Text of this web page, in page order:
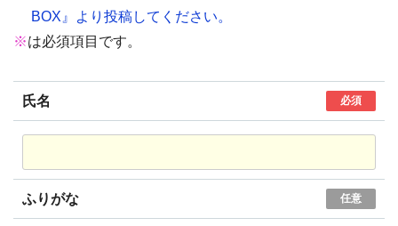
BOX』より投稿してください。
※は必須項目です。
氏名 必須
ふりがな 任意